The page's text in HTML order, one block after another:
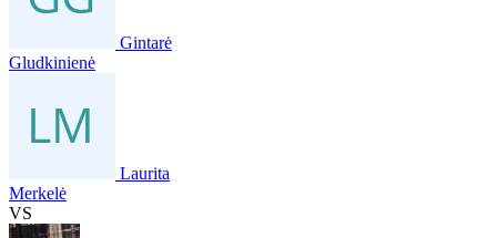
Gintarė
Gludkinienė
Laurita
Merkelė
VS